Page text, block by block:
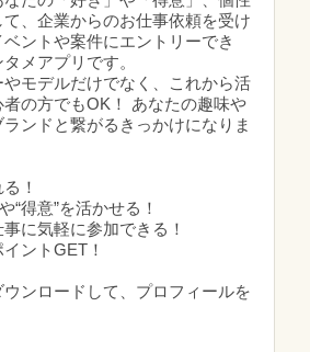
、企業からのお仕事依頼を受け
ントや案件にエントリーでき
メアプリです。
モデルだけでなく、これから活
の方でもOK！ あなたの趣味や
ンドと繋がるきっかけになりま
！
“得意”を活かせる！
に気軽に参加できる！
ントGET！
ウンロードして、プロフィールを